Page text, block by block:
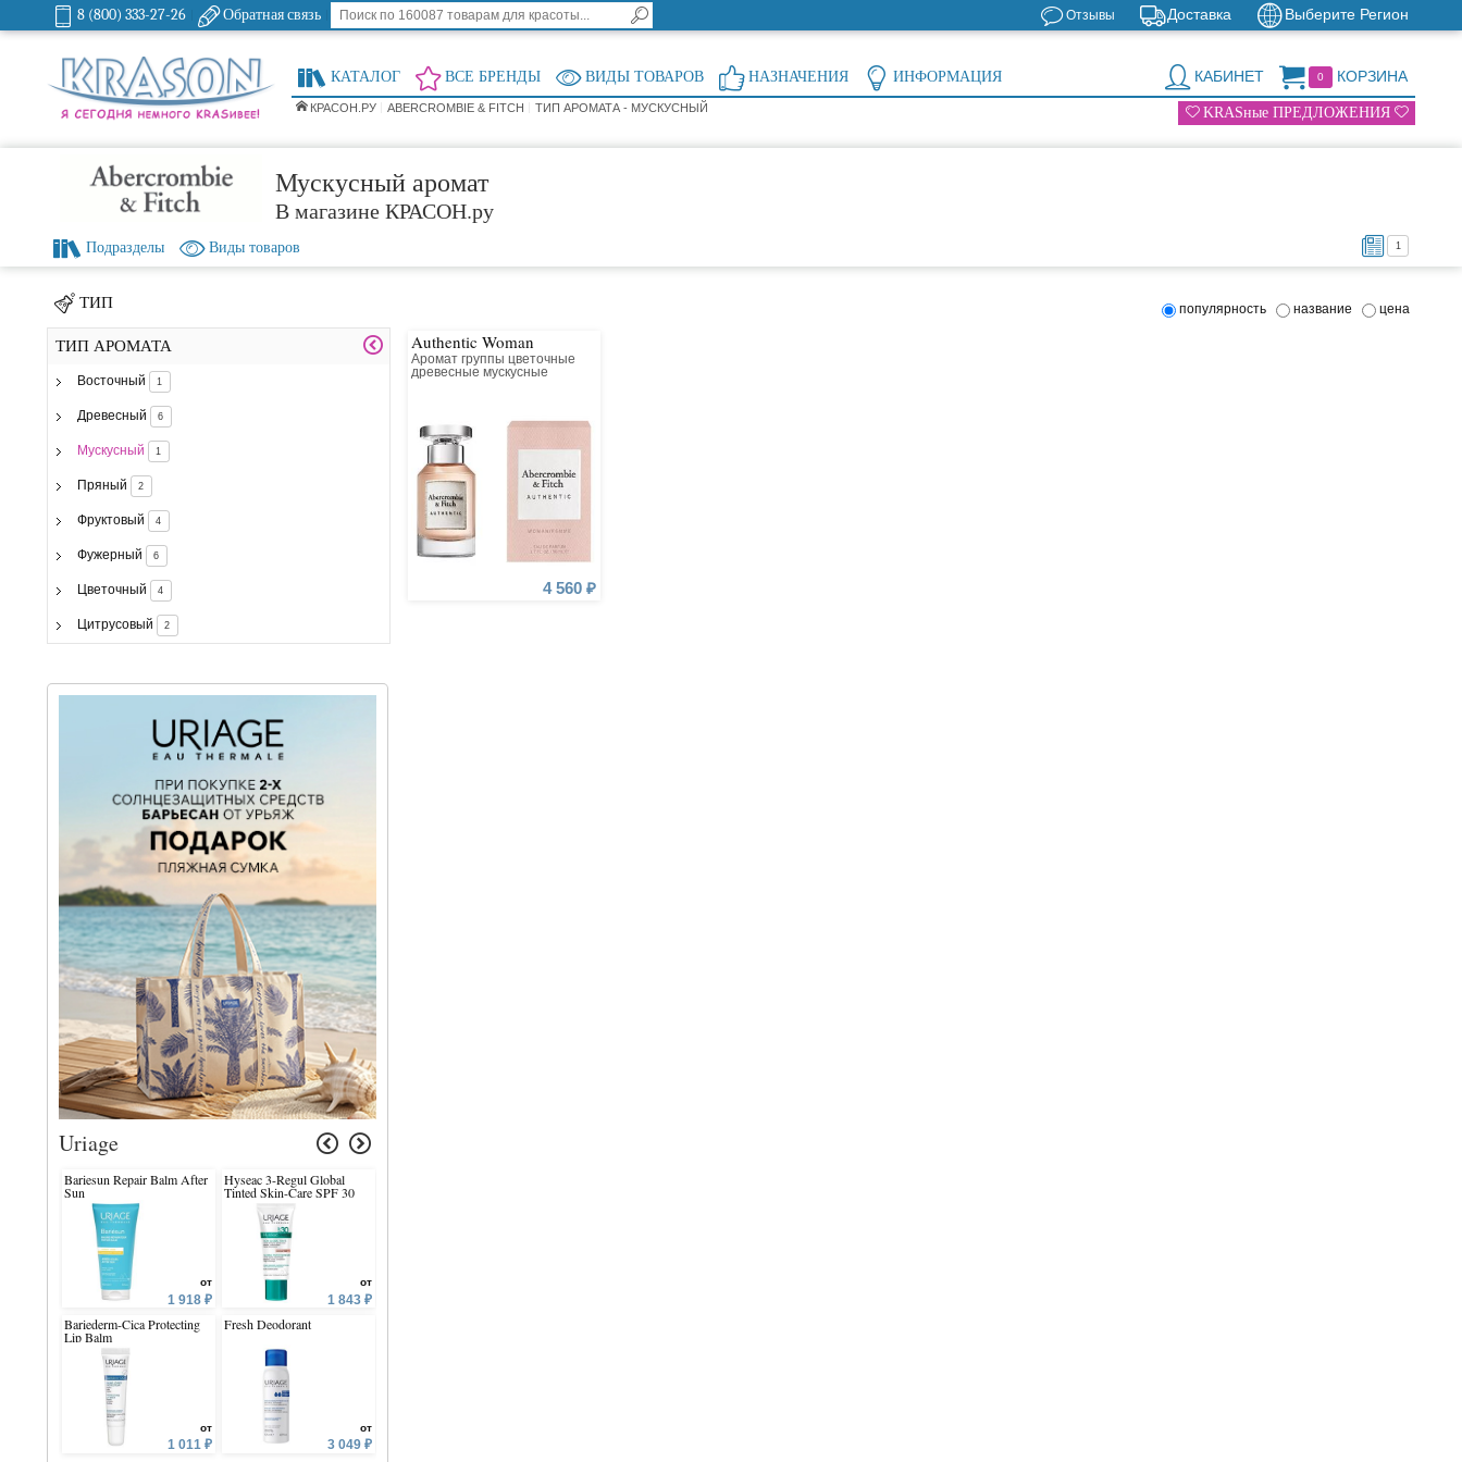
8 (800) 333-27-26 Обратная связь Выберите Регион
Доставка
Отзывы
0 КОРЗИНА
КАБИНЕТ
КАТАЛОГ ВСЕ БРЕНДЫ ВИДЫ ТОВАРОВ НАЗНАЧЕНИЯ ИНФОРМАЦИЯ
КРАСОН.РУ ABERCROMBIE & FITCH ТИП АРОМАТА - МУСКУСНЫЙ KRASные ПРЕДЛОЖЕНИЯ
Мускусный аромат
В магазине КРАСОН.ру
1
Подразделы Виды товаров
ТИП
ТИП АРОМАТА
Восточный 1
Древесный 6
Мускусный 1
Пряный 2
Фруктовый 4
Фужерный 6
Цветочный 4
Цитрусовый 2
Uriage
Bariesun Repair Balm After
Sun
от
1 918 ₽
Bariederm-Cica Protecting
Lip Balm
от
1 011 ₽
Hyseac 3-Regul Global
Tinted Skin-Care SPF 30
от
1 843 ₽
Fresh Deodorant
от
3 049 ₽
популярность название цена
Authentic Woman
Аромат группы цветочные
древесные мускусные
4 560 ₽